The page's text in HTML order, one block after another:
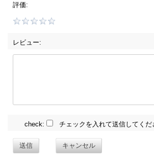
評価:
レビュー:
check: チェックを入れて送信してくだ
送信 キャンセル